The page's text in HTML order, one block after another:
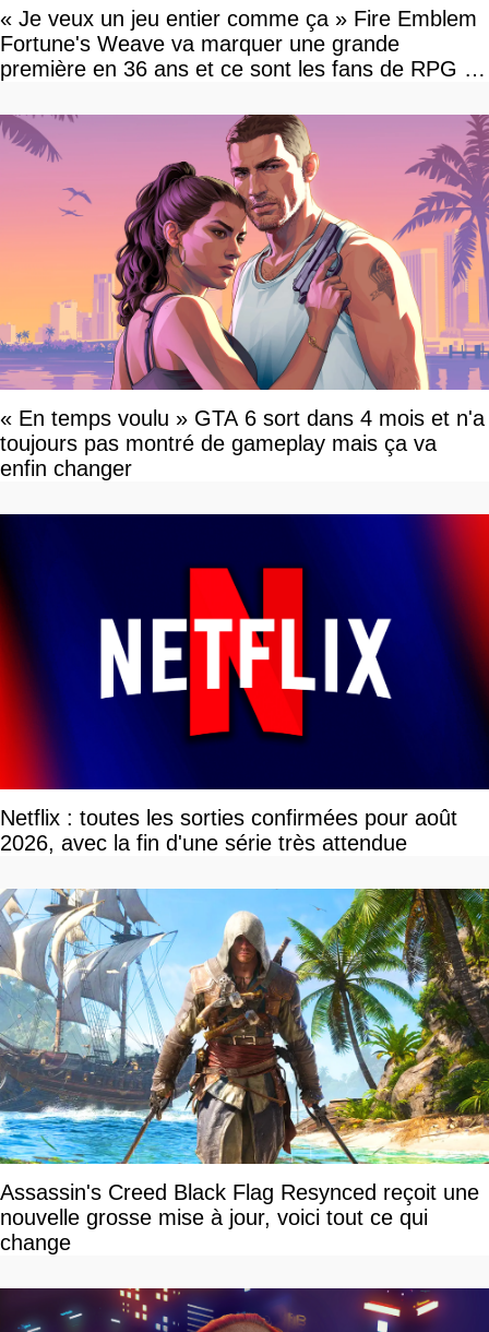
« Je veux un jeu entier comme ça » Fire Emblem
Fortune's Weave va marquer une grande
première en 36 ans et ce sont les fans de RPG en
« En temps voulu » GTA 6 sort dans 4 mois et n'a
toujours pas montré de gameplay mais ça va
enfin changer
Netflix : toutes les sorties confirmées pour août
2026, avec la fin d'une série très attendue
Assassin's Creed Black Flag Resynced reçoit une
nouvelle grosse mise à jour, voici tout ce qui
change